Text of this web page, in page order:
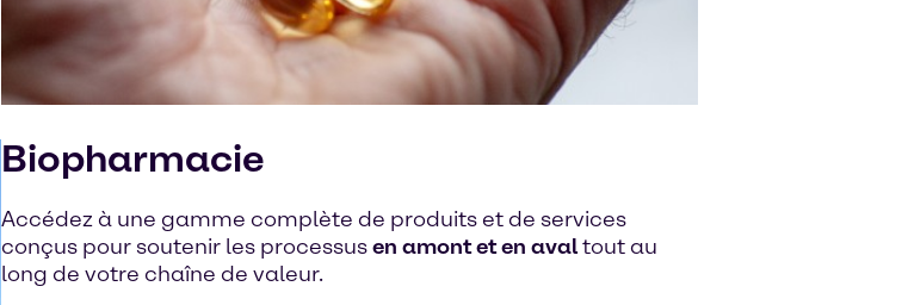
Biopharmacie
Accédez à une gamme complète de produits et de services
conçus pour soutenir les processusen amont et en avaltout au
long de votre chaîne de valeur.